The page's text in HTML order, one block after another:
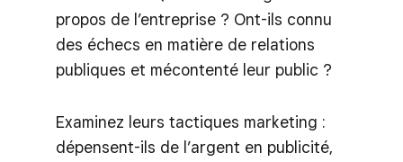
propos de l’entreprise ? Ont-ils connu
des échecs en matière de relations
publiques et mécontenté leur public ?
Examinez leurs tactiques marketing :
dépensent-ils de l’argent en publicité,